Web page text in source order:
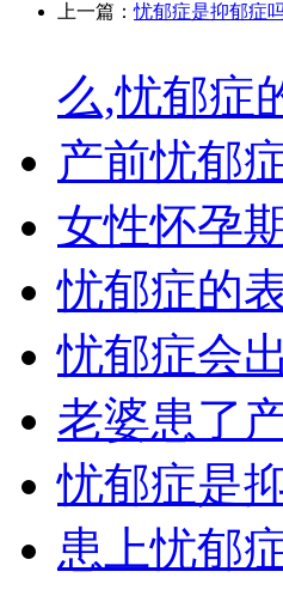
上一篇：忧郁症是抑郁症
么,忧郁症
产前忧郁
女性怀孕
忧郁症的
忧郁症会
老婆患了
忧郁症是
患上忧郁